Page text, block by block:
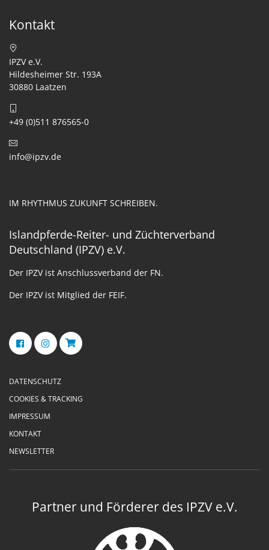
Kontakt
IPZV e.V.
Hildesheimer Str. 193A
30880 Laatzen
+49 (0)511 876565-0
info@ipzv.de
IM RHYTHMUS ZUKUNFT SCHREIBEN.
Islandpferde-Reiter- und Züchterverband
Deutschland (IPZV) e.V.
Der IPZV ist Anschlussverband der FN.
Der IPZV ist Mitglied der FEIF.
DATENSCHUTZ
COOKIES & TRACKING
IMPRESSUM
KONTAKT
NEWSLETTER
Partner und Förderer des IPZV e.V.